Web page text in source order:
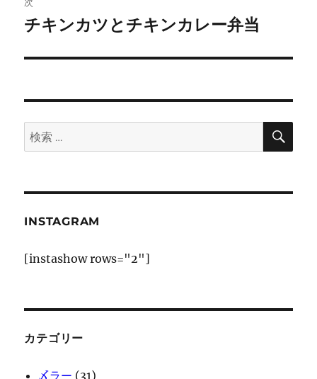
ゲ
ー
ン
次
投
チキンカツとチキンカレー弁当
検
索:
検
INSTAGRAM
[instashow rows="2"]
カテゴリー
〆ラー (31)